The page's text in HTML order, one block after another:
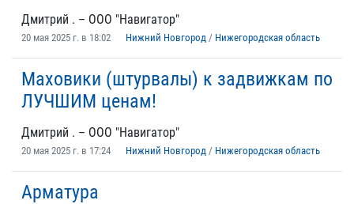
Дмитрий . – ООО "Навигатор"
20 мая 2025 г. в 18:02 Нижний Новгород / Нижегородская область
Маховики (штурвалы) к задвижкам по
ЛУЧШИМ ценам!
Дмитрий . – ООО "Навигатор"
20 мая 2025 г. в 17:24 Нижний Новгород / Нижегородская область
Арматура